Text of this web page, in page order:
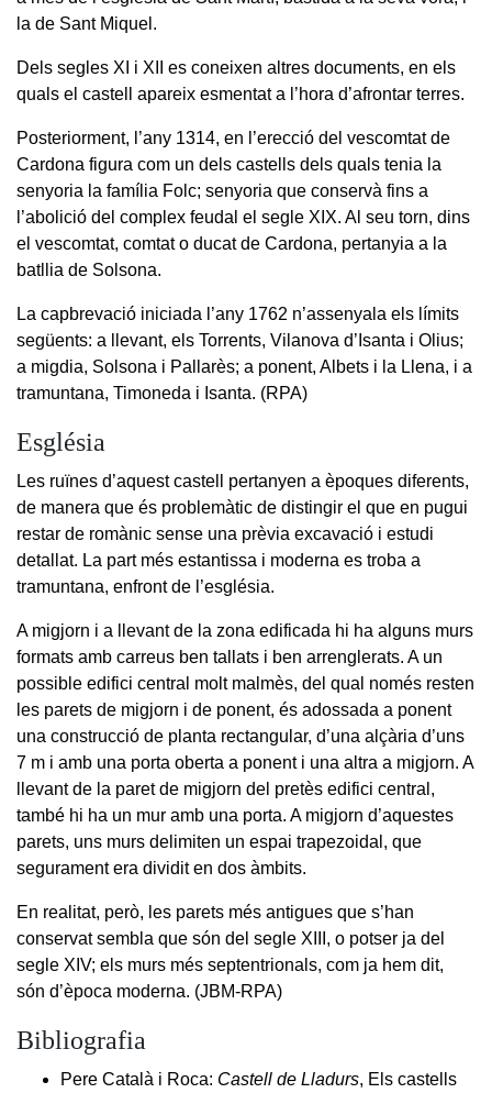
la de Sant Miquel.
Dels segles XI i XII es coneixen altres documents, en els
quals el castell apareix esmentat a l’hora d’afrontar terres.
Posteriorment, l’any 1314, en l’erecció del vescomtat de
Cardona figura com un dels castells dels quals tenia la
senyoria la família Folc; senyoria que conservà fins a
l’abolició del complex feudal el segle XIX. Al seu torn, dins
el vescomtat, comtat o ducat de Cardona, pertanyia a la
batllia de Solsona.
La capbrevació iniciada l’any 1762 n’assenyala els límits
següents: a llevant, els Torrents, Vilanova d’Isanta i Olius;
a migdia, Solsona i Pallarès; a ponent, Albets i la Llena, i a
tramuntana, Timoneda i Isanta. (RPA)
Església
Les ruïnes d’aquest castell pertanyen a èpoques diferents,
de manera que és problemàtic de distingir el que en pugui
restar de romànic sense una prèvia excavació i estudi
detallat. La part més estantissa i moderna es troba a
tramuntana, enfront de l’església.
A migjorn i a llevant de la zona edificada hi ha alguns murs
formats amb carreus ben tallats i ben arrenglerats. A un
possible edifici central molt malmès, del qual només resten
les parets de migjorn i de ponent, és adossada a ponent
una construcció de planta rectangular, d’una alçària d’uns
7 m i amb una porta oberta a ponent i una altra a migjorn. A
llevant de la paret de migjorn del pretès edifici central,
també hi ha un mur amb una porta. A migjorn d’aquestes
parets, uns murs delimiten un espai trapezoidal, que
segurament era dividit en dos àmbits.
En realitat, però, les parets més antigues que s’han
conservat sembla que són del segle XIII, o potser ja del
segle XIV; els murs més septentrionals, com ja hem dit,
són d’època moderna. (JBM-RPA)
Bibliografia
Pere Català i Roca: Castell de Lladurs, Els castells